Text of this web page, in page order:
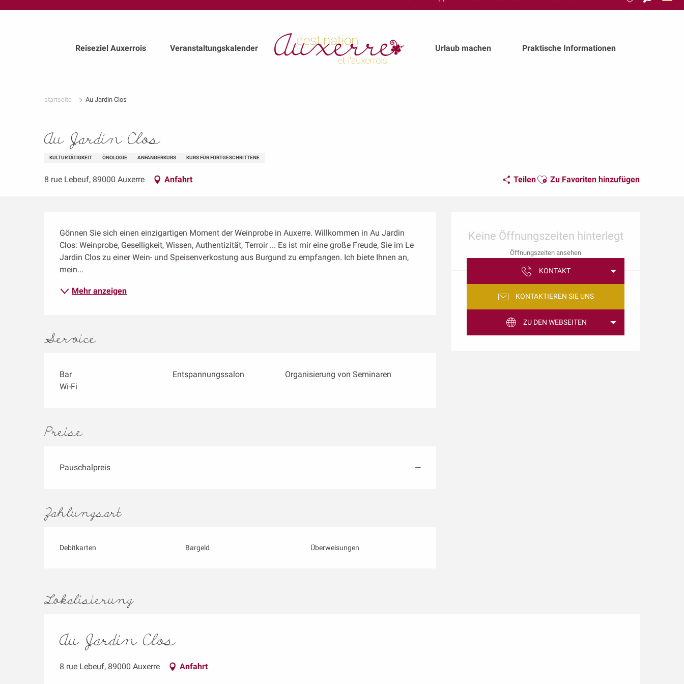
Suche
Reiseziel Auxerrois Veranstaltungskalender Urlaub machen Praktische Informationen
startseite Au Jardin Clos
Au Jardin Clos
KULTURTÄTIGKEIT ÖNOLOGIE ANFÄNGERKURS KURS FÜR FORTGESCHRITTENE
8 rue Lebeuf, 89000 Auxerre Anfahrt TeilenAjouter aux favoris
Zu Favoriten hinzufügen
Öffnungszeiten &
Keine Öffnungszeiten hinterlegt
Öffnungszeiten ansehen
KONTAKT
KONTAKTIEREN SIE UNS
ZU DEN WEBSEITEN
Beschreibung
Gönnen Sie sich einen einzigartigen Moment der Weinprobe in Auxerre. Willkommen in Au Jardin
Clos: Weinprobe, Geselligkeit, Wissen, Authentizität, Terroir ... Es ist mir eine große Freude, Sie im Le
Jardin Clos zu einer Wein- und Speisenverkostung aus Burgund zu empfangen. Ich biete Ihnen an,
mein...
Mehr anzeigen
Service
Bar Entspannungssalon
Organisierung von Seminaren
Wi-Fi
Preise
Pauschalpreis —
Zahlungsart
Debitkarten Bargeld Überweisungen
Lokalisierung
Au Jardin Clos
8 rue Lebeuf, 89000 Auxerre Anfahrt